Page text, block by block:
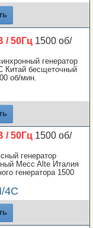
/ 50Гц 1500 об/
генератор
Китай бесщеточный
об/мин.
/ 50Гц 1500 об/
генератор
Mecc Alte Италия
генератора 1500
4C